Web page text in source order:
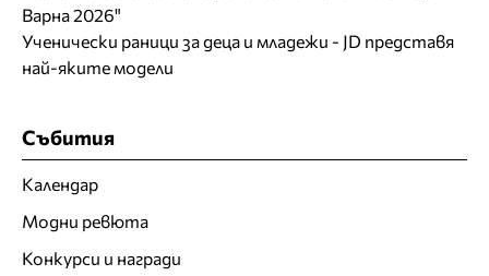
Варна 2026"
Ученически раници за деца и младежи - JD представя
най-яките модели
Събития
Календар
Модни ревюта
Конкурси и награди